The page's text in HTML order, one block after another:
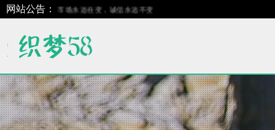
网站公告：
诚信为本，市场永远在变，诚信永远不变